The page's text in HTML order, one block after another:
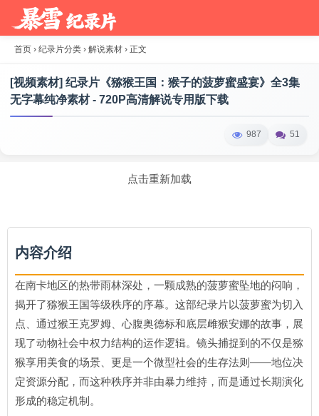
首页 › 纪录片分类 › 解说素材 › 正文
[视频素材] 纪录片《猕猴王国：猴子的菠萝蜜盛宴》全3集
无字幕纯净素材 - 720P高清解说专用版下载
987 51
点击重新加载
内容介绍
在南卡地区的热带雨林深处，一颗成熟的菠萝蜜坠地的闷响，
揭开了猕猴王国等级秩序的序幕。这部纪录片以菠萝蜜为切入
点、通过猴王克罗姆、心腹奥德标和底层雌猴安娜的故事，展
现了动物社会中权力结构的运作逻辑。镜头捕捉到的不仅是猕
猴享用美食的场景、更是一个微型社会的生存法则——地位决
定资源分配，而这种秩序并非由暴力维持，而是通过长期演化
形成的稳定机制。